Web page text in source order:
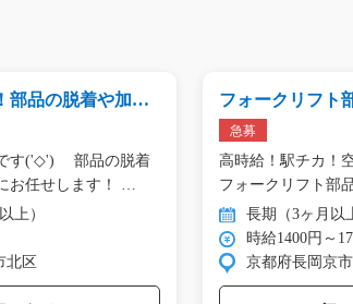
部品の脱着や加工/t
す('◇')ゞ 部品の脱着
や加工をメインにお任せします！ …
上）
北区
フォークリフト
6_00344
急募
高時給！駅チカ！
フォークリフト部
制… 長期（3ヶ月以
時給1400円～
京都府長岡京市